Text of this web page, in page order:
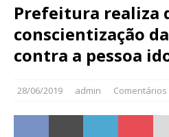
Prefeitura realiza
conscientização
contra a pessoa
28/06/2019 admin